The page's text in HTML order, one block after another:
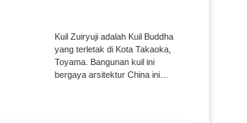
Kuil Zuiryuji adalah Kuil Buddha
yang terletak di Kota Takaoka,
Toyama. Bangunan kuil ini
bergaya arsitektur China ini